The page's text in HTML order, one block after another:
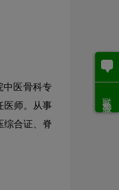
中医骨科专
医师。从事
综合证、脊